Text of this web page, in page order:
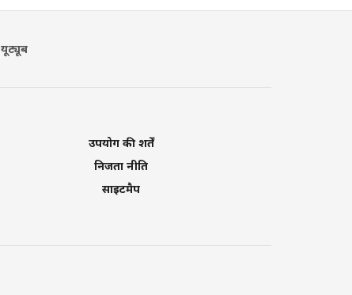
यूट्यूब
उपयोग की शर्तें
निजता नीति
साइटमैप